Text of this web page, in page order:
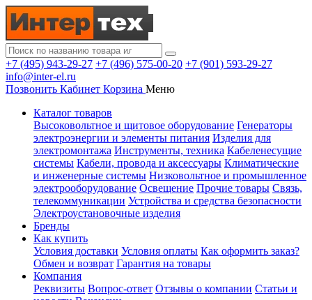
+7 (495) 943-29-27 +7 (496) 575-00-20 +7 (901) 593-29-27
info@inter-el.ru
Позвонить Кабинет Корзина Меню
Каталог товаров
Высоковольтное и щитовое оборудование Генераторы
электроэнергии и элементы питания Изделия для
электромонтажа Инструменты, техника Кабеленесущие
системы Кабели, провода и аксессуары Климатические
и инженерные системы Низковольтное и промышленное
электрооборудование Освещение Прочие товары Связь,
телекоммуникации Устройства и средства безопасности
Электроустановочные изделия
Бренды
Как купить
Условия доставки Условия оплаты Как оформить заказ?
Обмен и возврат Гарантия на товары
Компания
Реквизиты Вопрос-ответ Отзывы о компании Статьи и